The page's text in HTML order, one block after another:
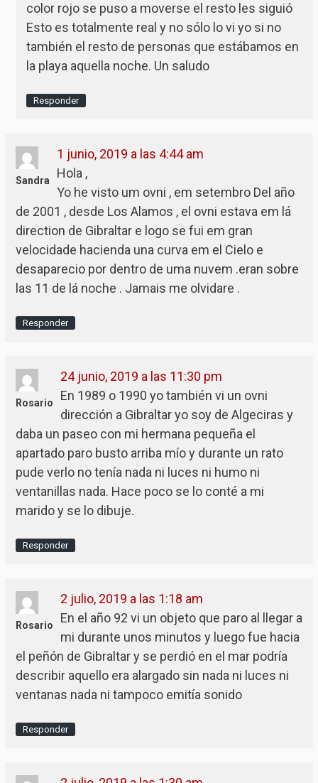
color rojo se puso a moverse el resto les siguió
Esto es totalmente real y no sólo lo vi yo si no
también el resto de personas que estábamos en
la playa aquella noche. Un saludo
Responder
Sandra
1 junio, 2019 a las 4:44 am
Hola ,
Yo he visto um ovni , em setembro Del año
de 2001 , desde Los Alamos , el ovni estava em lá
direction de Gibraltar e logo se fui em gran
velocidade hacienda una curva em el Cielo e
desaparecio por dentro de uma nuvem .eran sobre
las 11 de lá noche . Jamais me olvidare .
Responder
Rosario
24 junio, 2019 a las 11:30 pm
En 1989 o 1990 yo también vi un ovni
dirección a Gibraltar yo soy de Algeciras y
daba un paseo con mi hermana pequeña el
apartado paro busto arriba mío y durante un rato
pude verlo no tenía nada ni luces ni humo ni
ventanillas nada. Hace poco se lo conté a mi
marido y se lo dibuje.
Responder
Rosario
2 julio, 2019 a las 1:18 am
En el año 92 vi un objeto que paro al llegar a
mi durante unos minutos y luego fue hacia
el peñón de Gibraltar y se perdió en el mar podría
describir aquello era alargado sin nada ni luces ni
ventanas nada ni tampoco emitía sonido
Responder